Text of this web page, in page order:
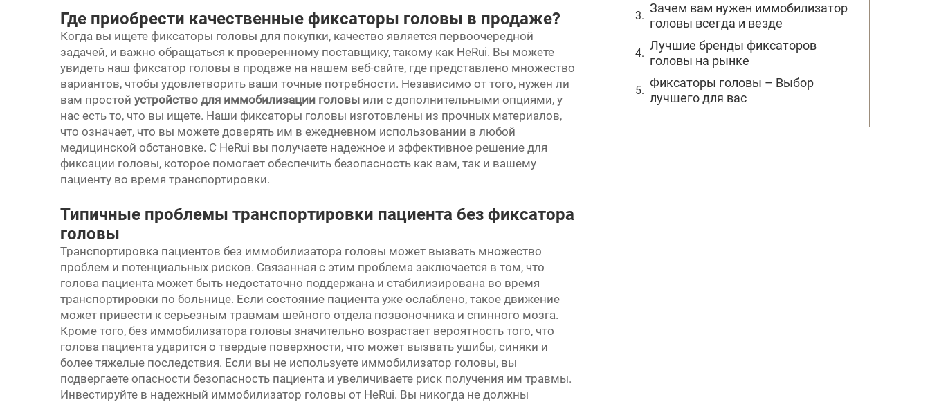
Где приобрести качественные фиксаторы головы в продаже?
Когда вы ищете фиксаторы головы для покупки, качество является первоочередной
задачей, и важно обращаться к проверенному поставщику, такому как HeRui. Вы можете
увидеть наш фиксатор головы в продаже на нашем веб-сайте, где представлено множество
вариантов, чтобы удовлетворить ваши точные потребности. Независимо от того, нужен ли
вам простой устройство для иммобилизации головы или с дополнительными опциями, у
нас есть то, что вы ищете. Наши фиксаторы головы изготовлены из прочных материалов,
что означает, что вы можете доверять им в ежедневном использовании в любой
медицинской обстановке. С HeRui вы получаете надежное и эффективное решение для
фиксации головы, которое помогает обеспечить безопасность как вам, так и вашему
пациенту во время транспортировки.
Типичные проблемы транспортировки пациента без фиксатора
головы
Транспортировка пациентов без иммобилизатора головы может вызвать множество
проблем и потенциальных рисков. Связанная с этим проблема заключается в том, что
голова пациента может быть недостаточно поддержана и стабилизирована во время
транспортировки по больнице. Если состояние пациента уже ослаблено, такое движение
может привести к серьезным травмам шейного отдела позвоночника и спинного мозга.
Кроме того, без иммобилизатора головы значительно возрастает вероятность того, что
голова пациента ударится о твердые поверхности, что может вызвать ушибы, синяки и
более тяжелые последствия. Если вы не используете иммобилизатор головы, вы
подвергаете опасности безопасность пациента и увеличиваете риск получения им травмы.
Инвестируйте в надежный иммобилизатор головы от HeRui. Вы никогда не должны
Зачем вам нужен иммобилизатор
головы всегда и везде
Лучшие бренды фиксаторов
головы на рынке
Фиксаторы головы – Выбор
лучшего для вас